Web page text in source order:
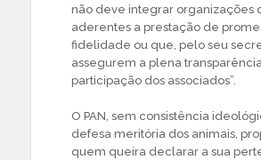
não deve integrar organizações
aderentes a prestação de
fidelidade ou que, pelo seu
assegurem a plena
participação dos associados”.
O PAN, sem consistência
defesa meritória dos animais,
quem queira declarar a sua